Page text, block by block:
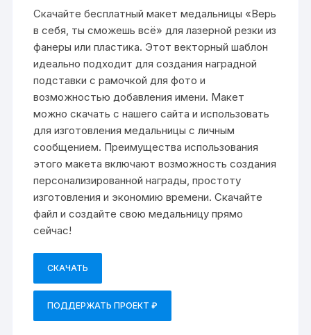
Скачайте бесплатный макет медальницы «Верь
в себя, ты сможешь всё» для лазерной резки из
фанеры или пластика. Этот векторный шаблон
идеально подходит для создания наградной
подставки с рамочкой для фото и
возможностью добавления имени. Макет
можно скачать с нашего сайта и использовать
для изготовления медальницы с личным
сообщением. Преимущества использования
этого макета включают возможность создания
персонализированной награды, простоту
изготовления и экономию времени. Скачайте
файл и создайте свою медальницу прямо
сейчас!
СКАЧАТЬ
ПОДДЕРЖАТЬ ПРОЕКТ ₽